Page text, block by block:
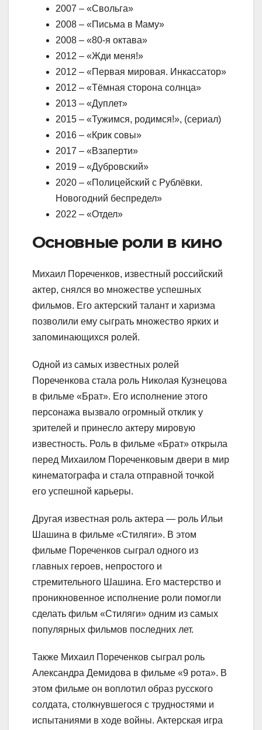
2007 – «Свольга»
2008 – «Письма в Маму»
2008 – «80-я октава»
2012 – «Жди меня!»
2012 – «Первая мировая. Инкассатор»
2012 – «Тёмная сторона солнца»
2013 – «Дуплет»
2015 – «Тужимся, родимся!», (сериал)
2016 – «Крик совы»
2017 – «Взаперти»
2019 – «Дубровский»
2020 – «Полицейский с Рублёвки.
Новогодний беспредел»
2022 – «Отдел»
Основные роли в кино
Михаил Пореченков, известный российский
актер, снялся во множестве успешных
фильмов. Его актерский талант и харизма
позволили ему сыграть множество ярких и
запоминающихся ролей.
Одной из самых известных ролей
Пореченкова стала роль Николая Кузнецова
в фильме «Брат». Его исполнение этого
персонажа вызвало огромный отклик у
зрителей и принесло актеру мировую
известность. Роль в фильме «Брат» открыла
перед Михаилом Пореченковым двери в мир
кинематографа и стала отправной точкой
его успешной карьеры.
Другая известная роль актера — роль Ильи
Шашина в фильме «Стиляги». В этом
фильме Пореченков сыграл одного из
главных героев, непростого и
стремительного Шашина. Его мастерство и
проникновенное исполнение роли помогли
сделать фильм «Стиляги» одним из самых
популярных фильмов последних лет.
Также Михаил Пореченков сыграл роль
Александра Демидова в фильме «9 рота». В
этом фильме он воплотил образ русского
солдата, столкнувшегося с трудностями и
испытаниями в ходе войны. Актерская игра